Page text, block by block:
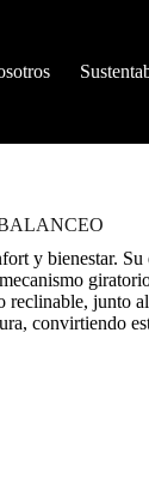
y bienestar. Su
reclinable, junto
convirtiendo